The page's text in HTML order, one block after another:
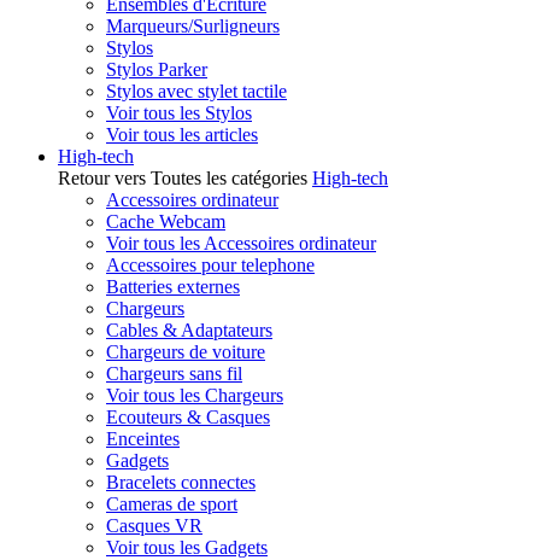
Ensembles d'Écriture
Marqueurs/Surligneurs
Stylos
Stylos Parker
Stylos avec stylet tactile
Voir tous les Stylos
Voir tous les articles
High-tech
Retour vers Toutes les catégories High-tech
Accessoires ordinateur
Cache Webcam
Voir tous les Accessoires ordinateur
Accessoires pour telephone
Batteries externes
Chargeurs
Cables & Adaptateurs
Chargeurs de voiture
Chargeurs sans fil
Voir tous les Chargeurs
Ecouteurs & Casques
Enceintes
Gadgets
Bracelets connectes
Cameras de sport
Casques VR
Voir tous les Gadgets